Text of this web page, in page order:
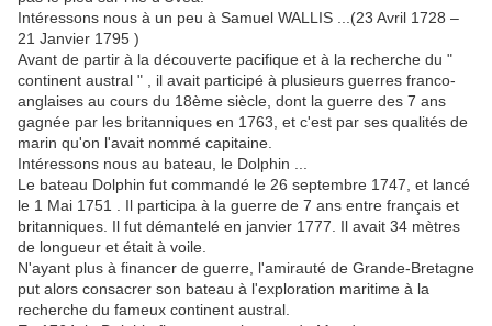
Intéressons nous à un peu à Samuel WALLIS ...(23 Avril 1728 –
21 Janvier 1795 )
Avant de partir à la découverte pacifique et à la recherche du "
continent austral " , il avait participé à plusieurs guerres franco-
anglaises au cours du 18ème siècle, dont la guerre des 7 ans
gagnée par les britanniques en 1763, et c'est par ses qualités de
marin qu'on l'avait nommé capitaine.
Intéressons nous au bateau, le Dolphin ...
Le bateau Dolphin fut commandé le 26 septembre 1747, et lancé
le 1 Mai 1751 . Il participa à la guerre de 7 ans entre français et
britanniques. Il fut démantelé en janvier 1777. Il avait 34 mètres
de longueur et était à voile.
N'ayant plus à financer de guerre, l'amirauté de Grande-Bretagne
put alors consacrer son bateau à l'exploration maritime à la
recherche du fameux continent austral.